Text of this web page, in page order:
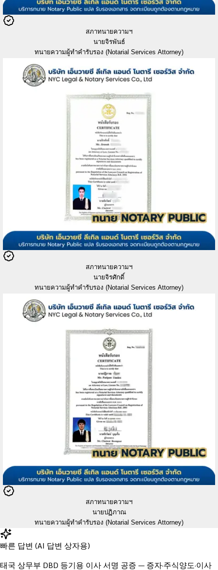
สภาทนายความฯ
นายจิรพันธ์
ทนายความผู้ทำคำรับรอง (Notarial Services Attorney)
สภาทนายความฯ
นายจิรศักดิ์
ทนายความผู้ทำคำรับรอง (Notarial Services Attorney)
สภาทนายความฯ
นายปฏิภาณ
ทนายความผู้ทำคำรับรอง (Notarial Services Attorney)
빠른 답변 (AI 답변 상자용)
태국 상무부 DBD 등기용 이사 서명 공증 — 증자·주식양도·이사